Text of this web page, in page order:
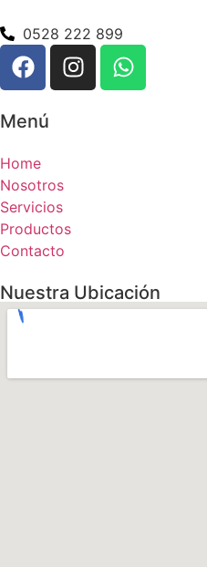
0528 222 899
Menú
Home
Nosotros
Servicios
Productos
Contacto
Nuestra Ubicación